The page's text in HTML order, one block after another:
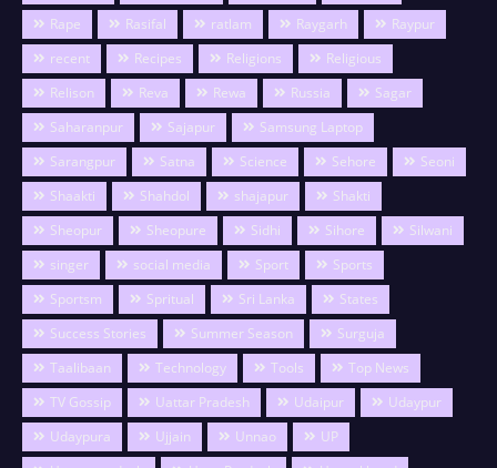
Rape
Rasifal ratlam Raygarh
Raypur
recent
Recipes Religions
Religious
Relison
Reva Rewa Russia
Sagar
Saharanpur
Sajapur
Samsung Laptop
Sarangpur
Satna Science Sehore
Seoni
Shaakti
Shahdol shajapur
Shakti
Sheopur
Sheopure Sidhi Sihore
Silwani
singer
social media Sport
Sports
Sportsm
Spritual Sri Lanka
States
Success Stories
Summer Season
Surguja
Taalibaan
Technology Tools
Top News
TV Gossip
Uattar Pradesh Udaipur
Udaypur
Udaypura
Ujjain Unnao
UP